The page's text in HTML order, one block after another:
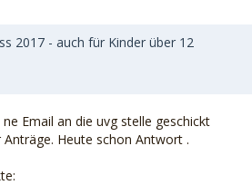
2017 - auch für Kinder über 12
Email an die uvg stelle geschickt
Heute schon Antwort .